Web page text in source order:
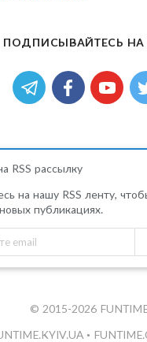
ПОДПИСЫВАЙТЕСЬ НА
RSS рассылку
на нашу RSS ленту,
публикациях.
© 2015-2026
•